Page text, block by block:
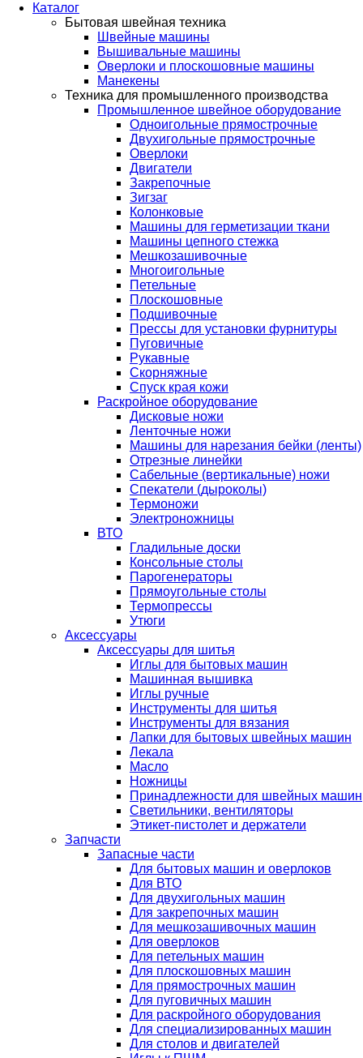
Каталог
Бытовая швейная техника
Швейные машины
Вышивальные машины
Оверлоки и плоскошовные машины
Манекены
Техника для промышленного производства
Промышленное швейное оборудование
Одноигольные прямострочные
Двухигольные прямострочные
Оверлоки
Двигатели
Закрепочные
Зигзаг
Колонковые
Машины для герметизации ткани
Машины цепного стежка
Мешкозашивочные
Многоигольные
Петельные
Плоскошовные
Подшивочные
Прессы для установки фурнитуры
Пуговичные
Рукавные
Скорняжные
Спуск края кожи
Раскройное оборудование
Дисковые ножи
Ленточные ножи
Машины для нарезания бейки (ленты)
Отрезные линейки
Сабельные (вертикальные) ножи
Спекатели (дыроколы)
Термоножи
Электроножницы
ВТО
Гладильные доски
Консольные столы
Парогенераторы
Прямоугольные столы
Термопрессы
Утюги
Аксессуары
Аксессуары для шитья
Иглы для бытовых машин
Машинная вышивка
Иглы ручные
Инструменты для шитья
Инструменты для вязания
Лапки для бытовых швейных машин
Лекала
Масло
Ножницы
Принадлежности для швейных машин
Светильники, вентиляторы
Этикет-пистолет и держатели
Запчасти
Запасные части
Для бытовых машин и оверлоков
Для ВТО
Для двухигольных машин
Для закрепочных машин
Для мешкозашивочных машин
Для оверлоков
Для петельных машин
Для плоскошовных машин
Для прямострочных машин
Для пуговичных машин
Для раскройного оборудования
Для специализированных машин
Для столов и двигателей